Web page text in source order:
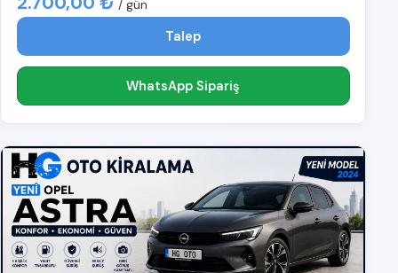
/ gün
Talep
WhatsApp Sipariş